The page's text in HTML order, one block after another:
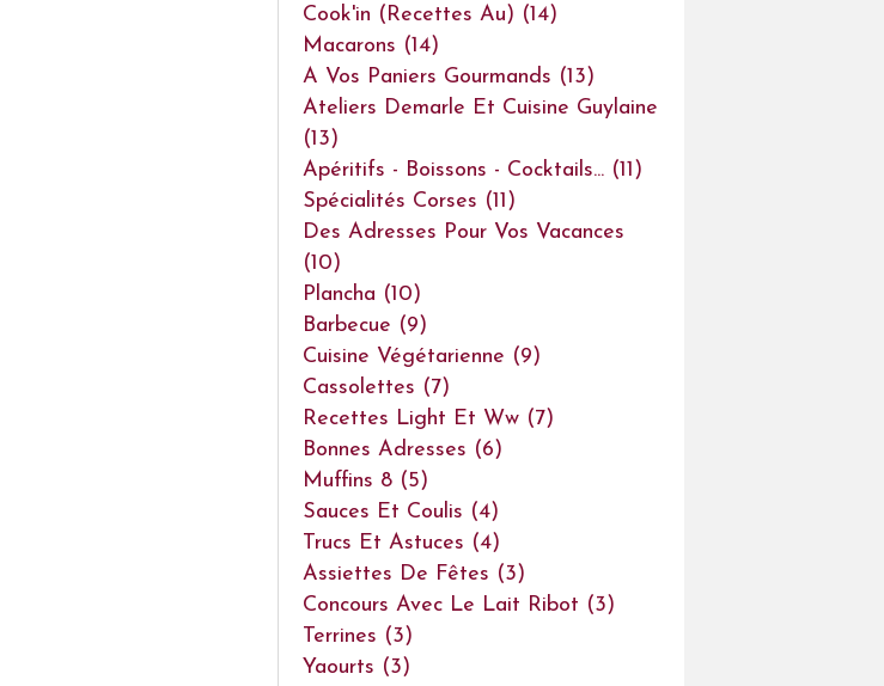
Cook'in (recettes Au) (14)
Macarons (14)
A Vos Paniers Gourmands (13)
Ateliers Demarle Et Cuisine Guylaine
(13)
Apéritifs - Boissons - Cocktails... (11)
Spécialités Corses (11)
Des Adresses Pour Vos Vacances
(10)
Plancha (10)
Barbecue (9)
Cuisine Végétarienne (9)
Cassolettes (7)
Recettes Light Et Ww (7)
Bonnes Adresses (6)
Muffins 8 (5)
Sauces Et Coulis (4)
Trucs Et Astuces (4)
Assiettes De Fêtes (3)
Concours Avec Le Lait Ribot (3)
Terrines (3)
Yaourts (3)